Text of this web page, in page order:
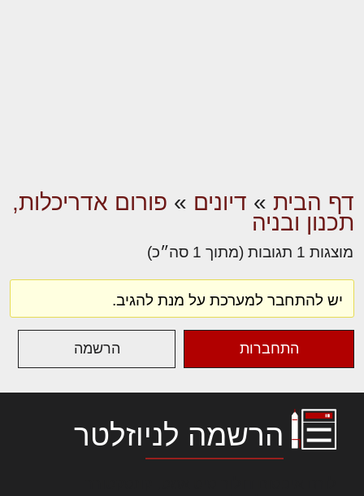
דף הבית » דיונים » פורום אדריכלות,
תכנון ובניה
מוצגות 1 תגובות (מתוך 1 סה״כ)
יש להתחבר למערכת על מנת להגיב.
התחברות הרשמה
הרשמה לניוזלטר